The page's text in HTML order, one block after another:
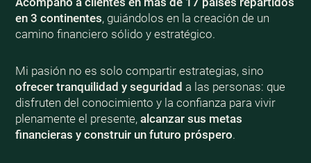
en 3 continentes, guiándolos en la creación de un
camino financiero sólido y estratégico.
Mi pasión no es solo compartir estrategias, sino
ofrecer tranquilidad y seguridad a las personas: que
disfruten del conocimiento y la confianza para vivir
plenamente el presente, alcanzar sus metas
financieras y construir un futuro próspero.